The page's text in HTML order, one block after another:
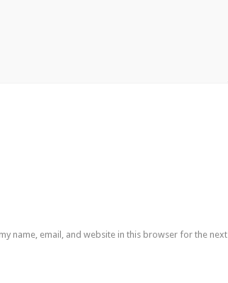
name, email, and website in this browser for the next